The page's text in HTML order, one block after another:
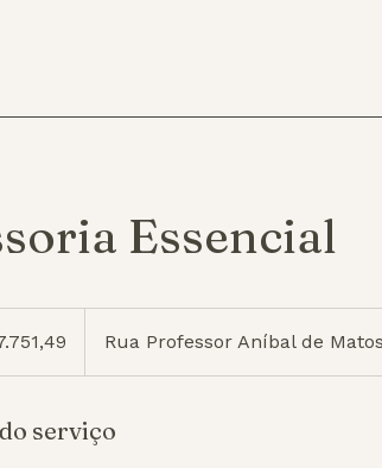
Essencial
Rua Professor Aníbal de Matos
serviço